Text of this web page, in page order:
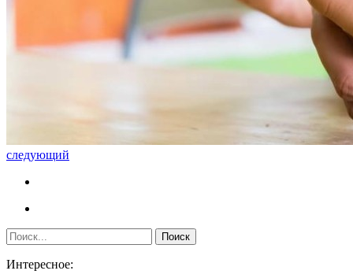
следующий
Интересное: